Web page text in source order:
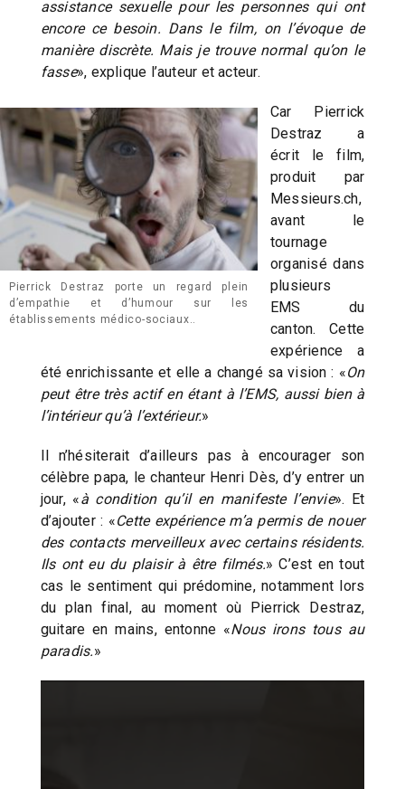
assistance sexuelle pour les personnes qui ont
encore ce besoin. Dans le film, on l’évoque de
manière discrète. Mais je trouve normal qu’on le
fasse», explique l’auteur et acteur.
Pierrick Destraz porte un regard plein
d’empathie et d’humour sur les
établissements médico-sociaux..
Car Pierrick
Destraz a
écrit le film,
produit par
Messieurs.ch,
avant le
tournage
organisé dans
plusieurs
EMS du
canton. Cette
expérience a
été enrichissante et elle a changé sa vision : «On
peut être très actif en étant à l’EMS, aussi bien à
l’intérieur qu’à l’extérieur.»
Il n’hésiterait d’ailleurs pas à encourager son
célèbre papa, le chanteur Henri Dès, d’y entrer un
jour, «à condition qu’il en manifeste l’envie». Et
d’ajouter : «Cette expérience m’a permis de nouer
des contacts merveilleux avec certains résidents.
Ils ont eu du plaisir à être filmés.» C’est en tout
cas le sentiment qui prédomine, notamment lors
du plan final, au moment où Pierrick Destraz,
guitare en mains, entonne «Nous irons tous au
paradis.»